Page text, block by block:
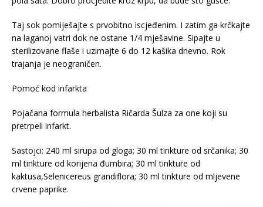
Taj sok pomiješajte s prvobitno iscjeđenim. I zatim ga krčkajte
na laganoj vatri dok ne ostane 1/4 mješavine. Sipajte u
sterilizovane flaše i uzimajte 6 do 12 kašika dnevno. Rok
trajanja je neograničen.
Pomoć kod infarkta
Pojačana formula herbalista Ričarda Šulza za one koji su
pretrpeli infarkt.
Sastojci: 240 ml sirupa od gloga; 30 ml tinkture od srčanika; 30
ml tinkture od korijena đumbira; 30 ml tinkture od
kaktusa,Selenicereus grandiflora; 30 ml tinkture od mljevene
crvene paprike.